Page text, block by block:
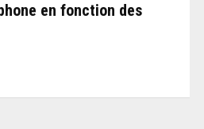
en fonction des